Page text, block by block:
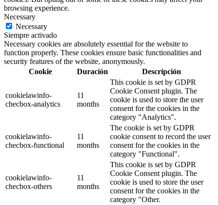
browsing experience.
Necessary
Necessary
Siempre activado
Necessary cookies are absolutely essential for the website to
function properly. These cookies ensure basic functionalities and
security features of the website, anonymously.
Cookie
Duración Descripción
cookielawinfo-
checbox-analytics
11
months
This cookie is set by GDPR
Cookie Consent plugin. The
cookie is used to store the user
consent for the cookies in the
category "Analytics".
cookielawinfo-
checbox-functional
11
months
The cookie is set by GDPR
cookie consent to record the user
consent for the cookies in the
category "Functional".
cookielawinfo-
checbox-others
11
months
This cookie is set by GDPR
Cookie Consent plugin. The
cookie is used to store the user
consent for the cookies in the
category "Other.